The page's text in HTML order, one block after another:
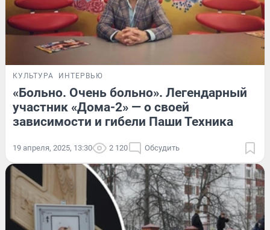
КУЛЬТУРА ИНТЕРВЬЮ
«Больно. Очень больно». Легендарный
участник «Дома-2» — о своей
зависимости и гибели Паши Техника
19 апреля, 2025, 13:30 2 120 Обсудить